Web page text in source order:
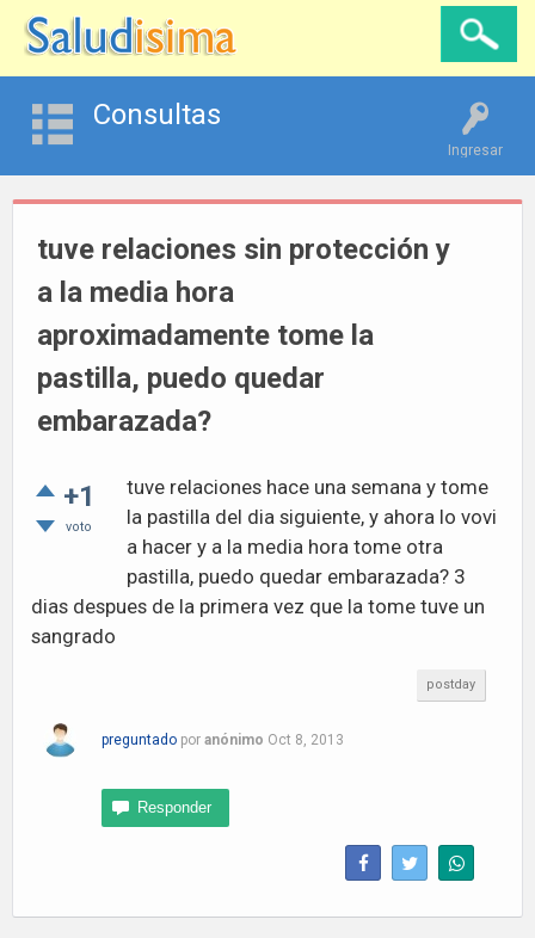
Ingresar
Consultas
tuve relaciones sin protección y
a la media hora
aproximadamente tome la
pastilla, puedo quedar
embarazada?
+1
voto
tuve relaciones hace una semana y tome
la pastilla del dia siguiente, y ahora lo vovi
a hacer y a la media hora tome otra
pastilla, puedo quedar embarazada? 3
dias despues de la primera vez que la tome tuve un
sangrado
postday
preguntado por anónimo Oct 8, 2013